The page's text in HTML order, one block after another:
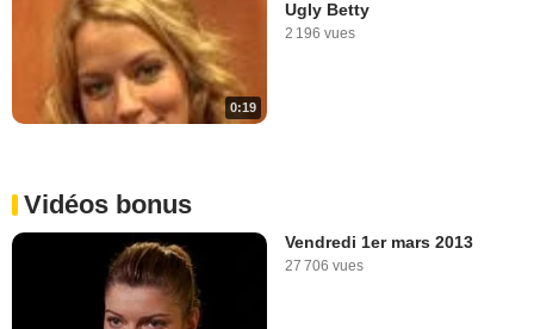
0:19
Ugly Betty
2 196 vues
Vidéos bonus
Vendredi 1er mars 2013
27 706 vues